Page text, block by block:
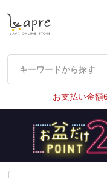
キーワードから探す
キーワードから探す
お支払い金額